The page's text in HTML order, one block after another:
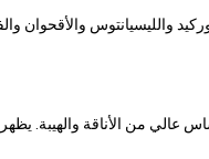
والليسيانتوس والأقحوان